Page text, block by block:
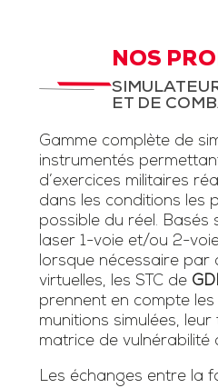
NOS
ET DE
Gamme complète de
instrumentés
d’exercices militaires
dans les conditions les
possible du réel. Basés
laser 1-voie et/ou 2-
lorsque nécessaire par
virtuelles, les STC de
prennent en compte
munitions simulées,
matrice de vulnérabilité
Les échanges entre la